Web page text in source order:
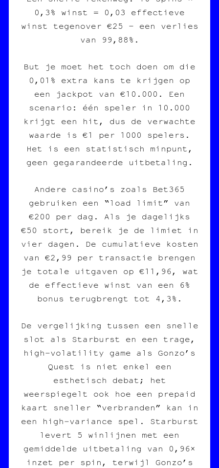
0,3% winst = 0,03 effectieve
winst tegenover €25 – een verlies
van 99,88%.
But je moet het toch doen om die
0,01% extra kans te krijgen op
een jackpot van €10.000. Een
scenario: één speler in 10.000
krijgt een hit, dus de verwachte
waarde is €1 per 1000 spelers.
Het is een statistisch minpunt,
geen gegarandeerde uitbetaling.
Andere casino’s zoals Bet365
gebruiken een “load limit” van
€200 per dag. Als je dagelijks
€50 stort, bereik je de limiet in
vier dagen. De cumulatieve kosten
van €2,99 per transactie brengen
je totale uitgaven op €11,96, wat
de effectieve winst van een 6%
bonus terugbrengt tot 4,3%.
De vergelijking tussen een snelle
slot als Starburst en een trage,
high‑volatility game als Gonzo’s
Quest is niet enkel een
esthetisch debat; het
weerspiegelt ook hoe een prepaid
kaart sneller “verbranden” kan in
een high‑variance spel. Starburst
levert 5 winlijnen met een
gemiddelde uitbetaling van 0,96×
inzet per spin, terwijl Gonzo’s